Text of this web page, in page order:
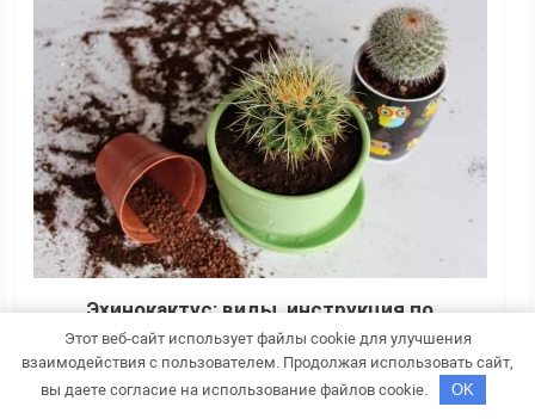
Эхинокактус: виды, инструкция по
выращиванию и уходу в домашних условиях,
фото, внешний вид, полив, пересадка,
размножение
Этот веб-сайт использует файлы cookie для улучшения
взаимодействия с пользователем. Продолжая использовать сайт,
вы даете согласие на использование файлов cookie.
OK